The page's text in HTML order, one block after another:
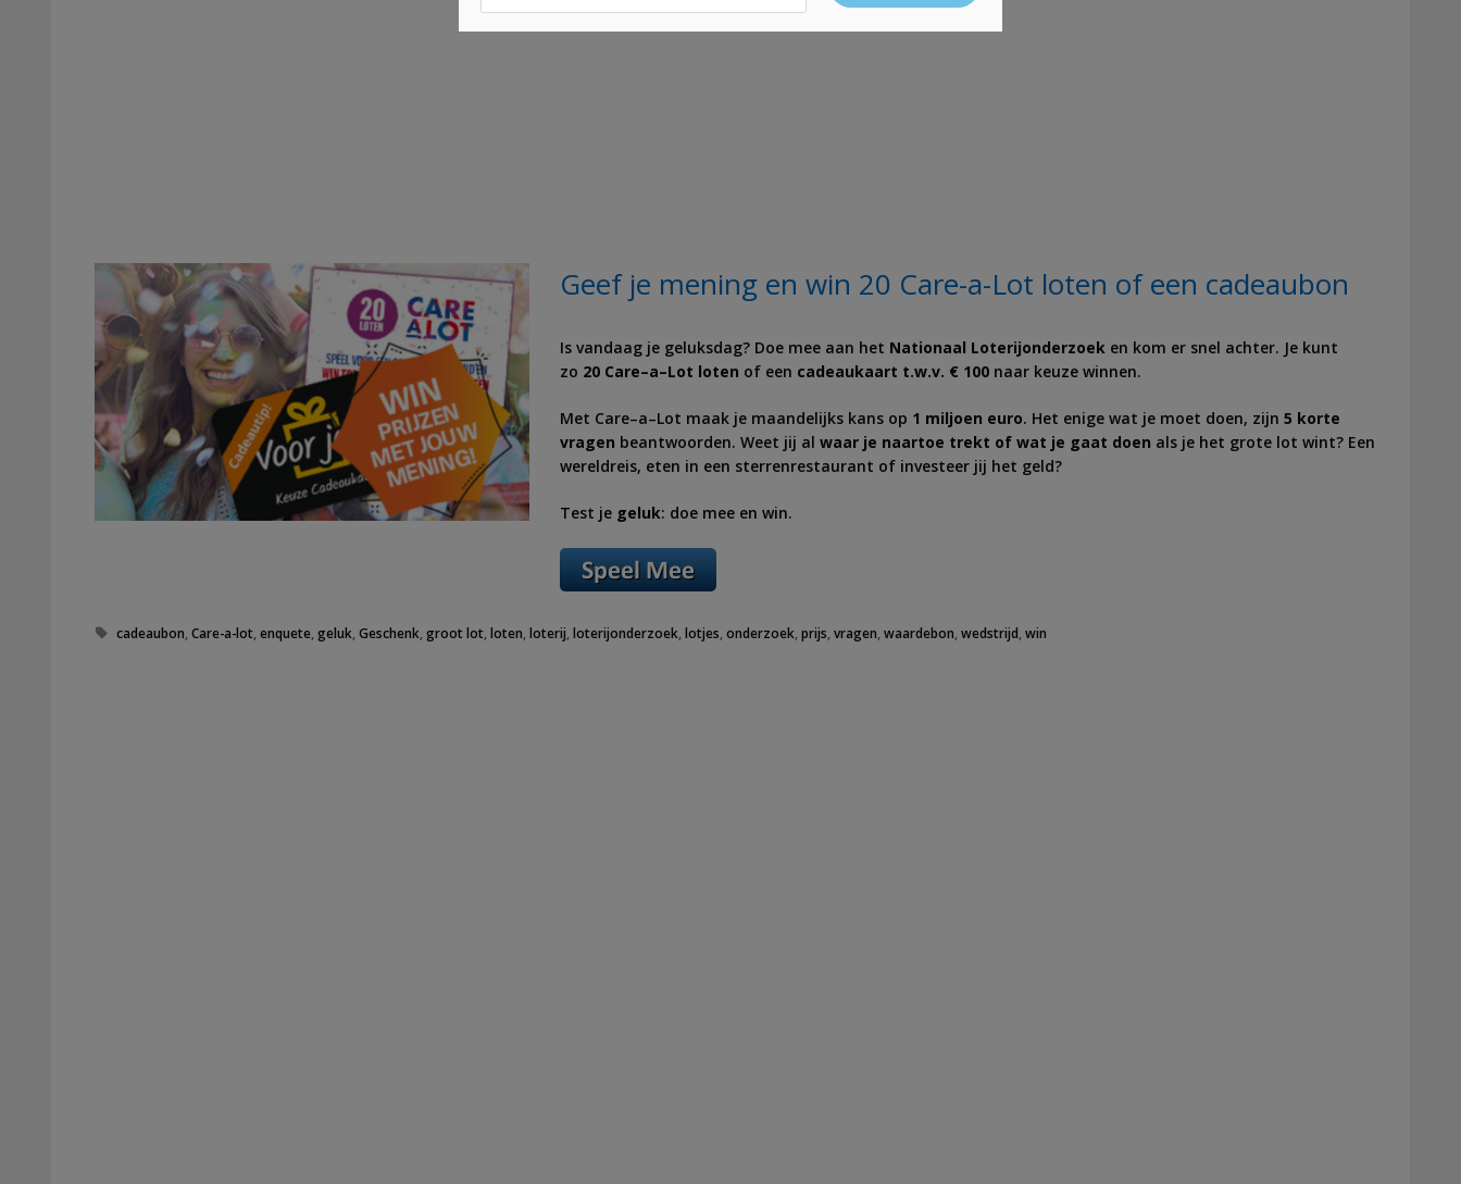
Geef je mening en win 20 Care-a-Lot loten of een cadeaubon
Is vandaag je geluksdag? Doe mee aan het Nationaal Loterijonderzoek en kom er snel achter. Je kunt
zo 20 Care–a–Lot loten of een cadeaukaart t.w.v. € 100 naar keuze winnen.
Met Care–a–Lot maak je maandelijks kans op 1 miljoen euro. Het enige wat je moet doen, zijn 5 korte
vragen beantwoorden. Weet jij al waar je naartoe trekt of wat je gaat doen als je het grote lot wint? Een
wereldreis, eten in een sterrenrestaurant of investeer jij het geld?
Test je geluk: doe mee en win.
Tags
cadeaubon ,Care-a-lot ,enquete ,geluk ,Geschenk ,groot lot ,loten ,loterij ,loterijonderzoek ,lotjes ,onderzoek ,prijs ,vragen ,waardebon ,wedstrijd ,win